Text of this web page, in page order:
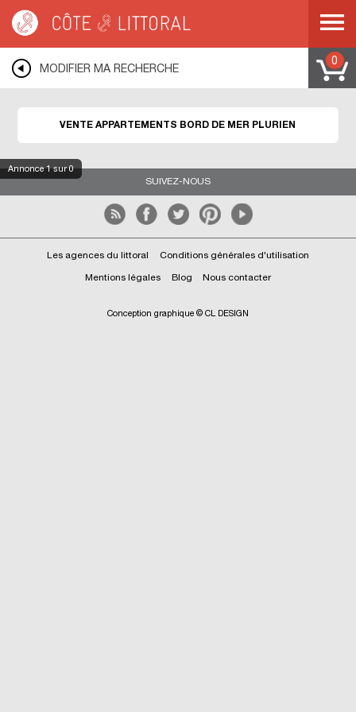
BRETAGNE
>COTES D ARMOR > PLURIEN
MODIFIER MA RECHERCHE
0
Annonce1sur 0
VENTE APPARTEMENTS BORD DE MER PLURIEN
SUIVEZ-NOUS
Les agences du littoral Conditions générales d'utilisation
Mentions légales Blog Nous contacter
Conception graphique © CL DESIGN